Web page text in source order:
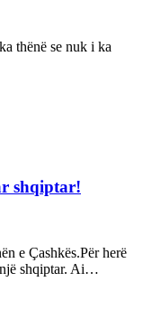
thënë se nuk i ka
shqiptar!
e Çashkës.Për herë
një shqiptar. Ai…